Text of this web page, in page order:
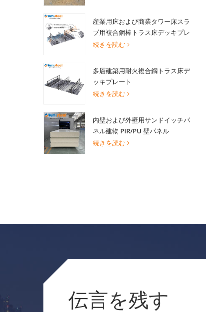
産業用床および商業タワー床スラ
ブ用複合鋼棒トラス床デッキプレ
ート
続きを読む
多層建築用耐火複合鋼トラス床デ
ッキプレート
続きを読む
内壁および外壁用サンドイッチパ
ネル建物 PIR/PU 壁パネル
続きを読む
伝言を残す